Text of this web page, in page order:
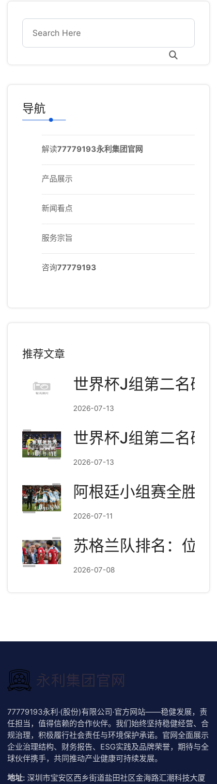
导航
解读77779193永利集团官网
产品展示
新闻看点
服务宗旨
咨询77779193
推荐文章
世界杯J组第二名确
2026-07-13
世界杯J组第二名确
2026-07-13
阿根廷小组赛全胜
2026-07-11
苏格兰队排名：位
2026-07-08
77779193永利·(股份)有限公司·官方网站——稳健发展，责
任担当，值得信赖的合作伙伴。我们始终坚持稳健经营、合
规治理，积极履行社会责任与环境保护承诺。官网全面展示
企业治理结构、财务报告、ESG实践及品牌荣誉，期待与全
球伙伴携手，共同推动产业健康可持续发展。
地址: 深圳市宝安区西乡街道盐田社区金海路汇潮科技大厦